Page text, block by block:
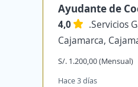
Ayudante de
4,0
.Servicios
Cajamarca,
S/. 1.200,00 (Mensual)
Hace 3 días